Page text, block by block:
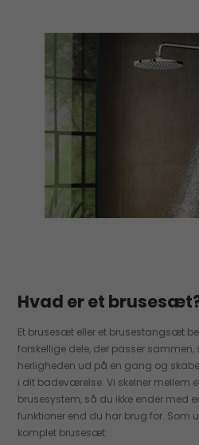
Hvad er et
Et brusesæt eller et brusestangsæt
forskellige dele, der passer sammen,
herligheden ud på en gang og
i dit badeværelse. Vi skelner mellem
brusesystem, så du ikke ender med
funktioner end du har brug for. Som
komplet brusesæt: